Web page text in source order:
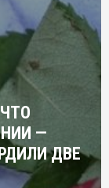
—
ДВЕ